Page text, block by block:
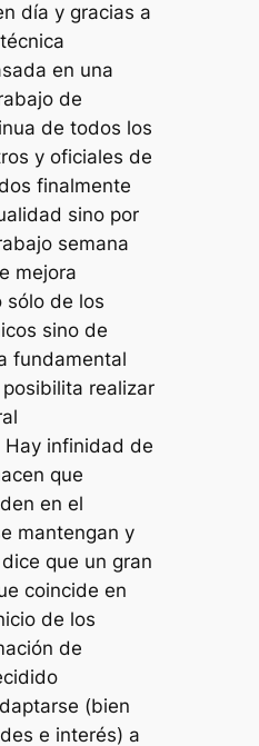
día y gracias a
en una
de
de todos los
y oficiales de
finalmente
sino por
semana
mejora
sólo de los
sino de
fundamental
realizar
infinidad de
que
en el
mantengan y
que un gran
coincide en
de los
de
(bien
e interés) a